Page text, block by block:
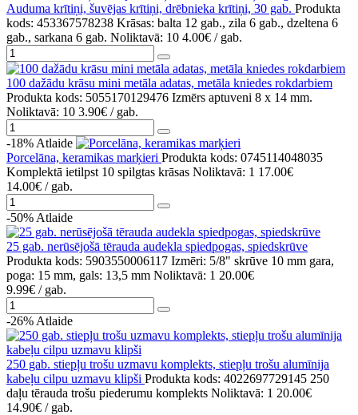
Auduma krītiņi, šuvējas krītiņi, drēbnieka krītiņi, 30 gab. Produkta
kods: 453367578238 Krāsas: balta 12 gab., zila 6 gab., dzeltena 6
gab., sarkana 6 gab. Noliktavā: 10 4.00€ / gab.
100 dažādu krāsu mini metāla adatas, metāla kniedes rokdarbiem
Produkta kods: 5055170129476 Izmērs aptuveni 8 x 14 mm.
Noliktavā: 10 3.90€ / gab.
-18% Atlaide
Porcelāna, keramikas marķieri Produkta kods: 0745114048035
Komplektā ietilpst 10 spilgtas krāsas Noliktavā: 1 17.00€
14.00€ / gab.
-50% Atlaide
25 gab. nerūsējošā tērauda audekla spiedpogas, spiedskrūve
Produkta kods: 5903550006117 Izmēri: 5/8" skrūve 10 mm gara,
poga: 15 mm, gals: 13,5 mm Noliktavā: 1 20.00€
9.99€ / gab.
-26% Atlaide
250 gab. stiepļu trošu uzmavu komplekts, stiepļu trošu alumīnija
kabeļu cilpu uzmavu klipši Produkta kods: 4022697729145 250
daļu tērauda trošu piederumu komplekts Noliktavā: 1 20.00€
14.90€ / gab.